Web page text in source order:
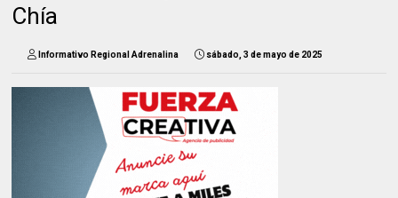
Chía
Informativo Regional Adrenalina sábado, 3 de mayo de 2025